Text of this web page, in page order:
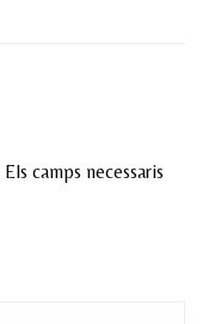
Els camps necessaris